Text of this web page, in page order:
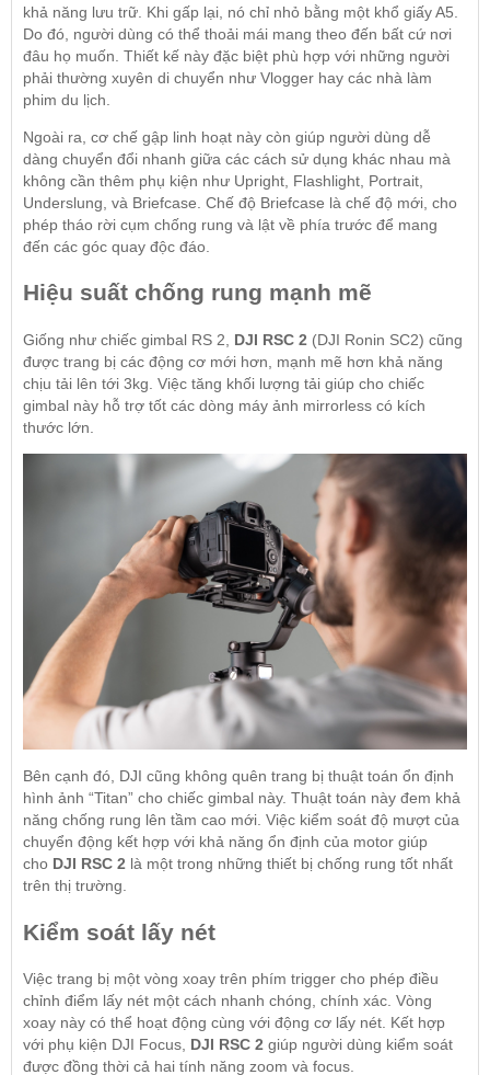
khả năng lưu trữ. Khi gấp lại, nó chỉ nhỏ bằng một khổ giấy A5.
Do đó, người dùng có thể thoải mái mang theo đến bất cứ nơi
đâu họ muốn. Thiết kế này đặc biệt phù hợp với những người
phải thường xuyên di chuyển như Vlogger hay các nhà làm
phim du lịch.
Ngoài ra, cơ chế gập linh hoạt này còn giúp người dùng dễ
dàng chuyển đổi nhanh giữa các cách sử dụng khác nhau mà
không cần thêm phụ kiện như Upright, Flashlight, Portrait,
Underslung, và Briefcase. Chế độ Briefcase là chế độ mới, cho
phép tháo rời cụm chống rung và lật về phía trước để mang
đến các góc quay độc đáo.
Hiệu suất chống rung mạnh mẽ
Giống như chiếc gimbal RS 2, DJI RSC 2 (DJI Ronin SC2) cũng
được trang bị các động cơ mới hơn, mạnh mẽ hơn khả năng
chịu tải lên tới 3kg. Việc tăng khối lượng tải giúp cho chiếc
gimbal này hỗ trợ tốt các dòng máy ảnh mirrorless có kích
thước lớn.
Bên cạnh đó, DJI cũng không quên trang bị thuật toán ổn định
hình ảnh “Titan” cho chiếc gimbal này. Thuật toán này đem khả
năng chống rung lên tầm cao mới. Việc kiểm soát độ mượt của
chuyển động kết hợp với khả năng ổn định của motor giúp
cho DJI RSC 2 là một trong những thiết bị chống rung tốt nhất
trên thị trường.
Kiểm soát lấy nét
Việc trang bị một vòng xoay trên phím trigger cho phép điều
chỉnh điểm lấy nét một cách nhanh chóng, chính xác. Vòng
xoay này có thể hoạt động cùng với động cơ lấy nét. Kết hợp
với phụ kiện DJI Focus, DJI RSC 2 giúp người dùng kiểm soát
được đồng thời cả hai tính năng zoom và focus.